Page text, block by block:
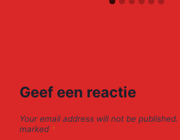
Geef een reactie
Your email address will not be published.
marked *